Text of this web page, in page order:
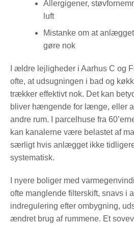
Allergigener,
luft
Mistanke om at
gøre nok
I ældre lejligheder i Aarhus C og
ofte, at udsugningen i bad og
trækker effektivt nok. Det kan
bliver hængende for længe, eller
andre rum. I parcelhuse fra
kan kanalerne være belastet af
særligt hvis anlægget ikke
systematisk.
I nyere boliger med
ofte manglende filterskift, snavs i
indregulering efter ombygning,
ændret brug af rummene. Et